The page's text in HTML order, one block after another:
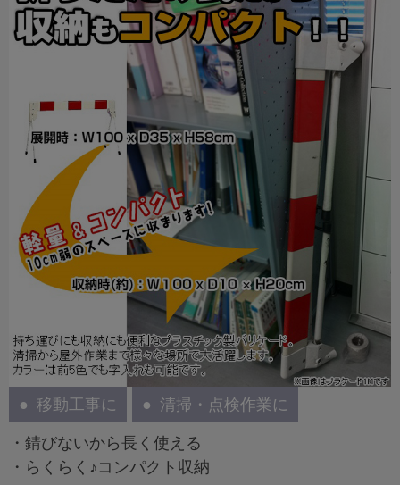
移動工事に 清掃・点検作業に
・錆びないから長く使える
・らくらく♪コンパクト収納